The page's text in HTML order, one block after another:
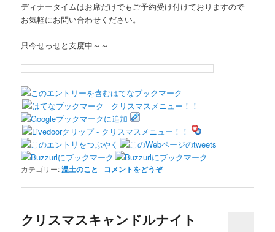
ディナータイムはお席だけでもご予約受け付けておりますので
お気軽にお問い合わせください。
只今せっせと支度中～～
カテゴリー:温土のこと | コメントをどうぞ
クリスマスキャンドルナイト